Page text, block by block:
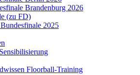
Brandenburg 2026
(zu FD)
2025
Floorball-Training